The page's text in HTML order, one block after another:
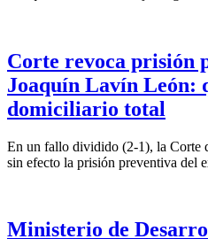
Corte revoca prisión
Joaquín Lavín León:
domiciliario total
En un fallo dividido (2-1), la Corte
sin efecto la prisión preventiva del
Ministerio de